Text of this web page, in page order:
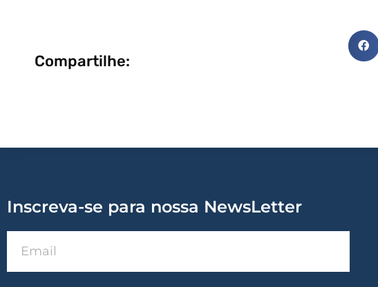
Compartilhe:
Inscreva-se para nossa NewsLetter